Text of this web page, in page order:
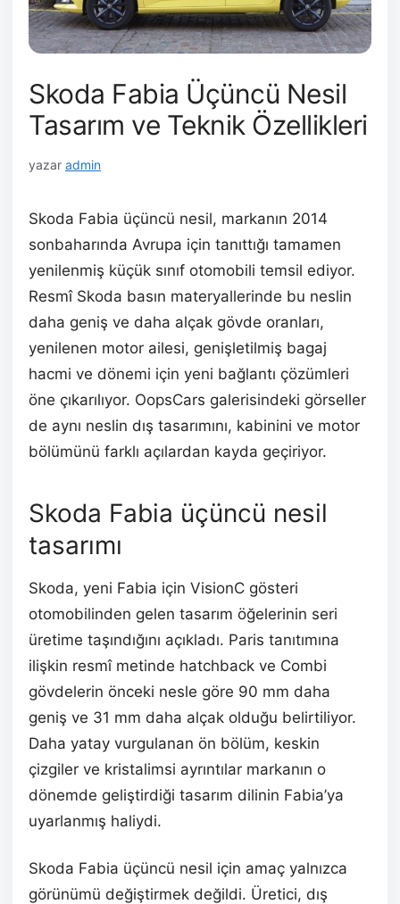
Skoda Fabia Üçüncü Nesil
Tasarım ve Teknik Özellikleri
yazar admin
Skoda Fabia üçüncü nesil, markanın 2014
sonbaharında Avrupa için tanıttığı tamamen
yenilenmiş küçük sınıf otomobili temsil ediyor.
Resmî Skoda basın materyallerinde bu neslin
daha geniş ve daha alçak gövde oranları,
yenilenen motor ailesi, genişletilmiş bagaj
hacmi ve dönemi için yeni bağlantı çözümleri
öne çıkarılıyor. OopsCars galerisindeki görseller
de aynı neslin dış tasarımını, kabinini ve motor
bölümünü farklı açılardan kayda geçiriyor.
Skoda Fabia üçüncü nesil
tasarımı
Skoda, yeni Fabia için VisionC gösteri
otomobilinden gelen tasarım öğelerinin seri
üretime taşındığını açıkladı. Paris tanıtımına
ilişkin resmî metinde hatchback ve Combi
gövdelerin önceki nesle göre 90 mm daha
geniş ve 31 mm daha alçak olduğu belirtiliyor.
Daha yatay vurgulanan ön bölüm, keskin
çizgiler ve kristalimsi ayrıntılar markanın o
dönemde geliştirdiği tasarım dilinin Fabia’ya
uyarlanmış haliydi.
Skoda Fabia üçüncü nesil için amaç yalnızca
görünümü değiştirmek değildi. Üretici, dış